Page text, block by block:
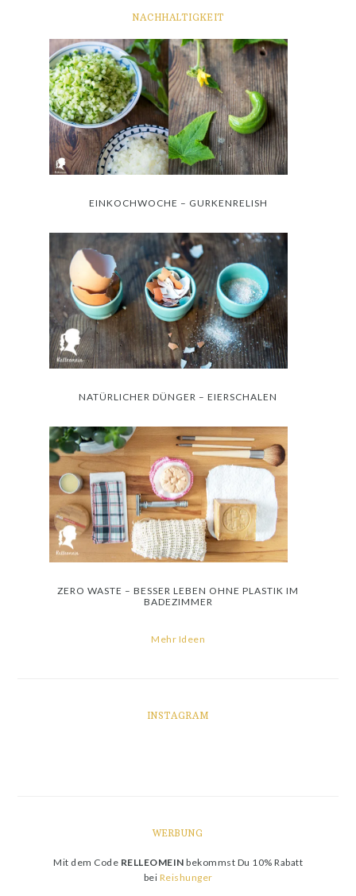
NACHHALTIGKEIT
EINKOCHWOCHE – GURKENRELISH
NATÜRLICHER DÜNGER – EIERSCHALEN
ZERO WASTE – BESSER LEBEN OHNE PLASTIK IM
BADEZIMMER
Mehr Ideen
INSTAGRAM
WERBUNG
Mit dem Code RELLEOMEIN bekommst Du 10% Rabatt
bei Reishunger